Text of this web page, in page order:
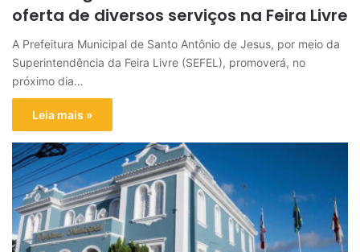
oferta de diversos serviços na Feira Livre
A Prefeitura Municipal de Santo Antônio de Jesus, por meio da
Superintendência da Feira Livre (SEFEL), promoverá, no
próximo dia…
Leia mais »